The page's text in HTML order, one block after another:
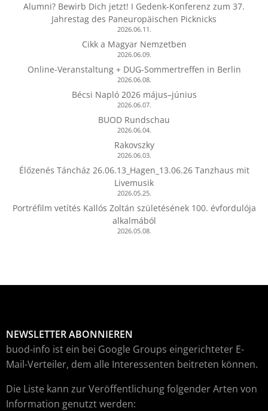
Alumni? Bewirb Dich jetzt! I Gedenk-Konferenz zum 37.
Jahrestag des Paneuropäischen Picknicks
2026.06.11.
Cikk a Magyar Nemzetben
2026.06.09.
Online-Veranstaltung + DUG-Sommertreffen in Berlin
2026.06.08.
Bécsi Napló 2026 május–június
2026.06.07.
BUOD Rundschau
2026.06.04.
Rakovszky
2026.06.03.
Élőzenés Táncház 26.06.13_Hagen_13.06.26 Tanzhaus mit
Livemusik
2026.05.25.
Portréfilm vetítés Kallós Zoltán születésének 100. évfordulója
alkalmából
2026.05.08.
NEWSLETTER ABONNIEREN
buod-info ist ein bei Google Groups eingerichteter E-
Mail-Verteiler, dem alle Interessenten beitreten können.
Die Liste kann zur Veröffentlichung folgender Arten von
Information genutzt werden: